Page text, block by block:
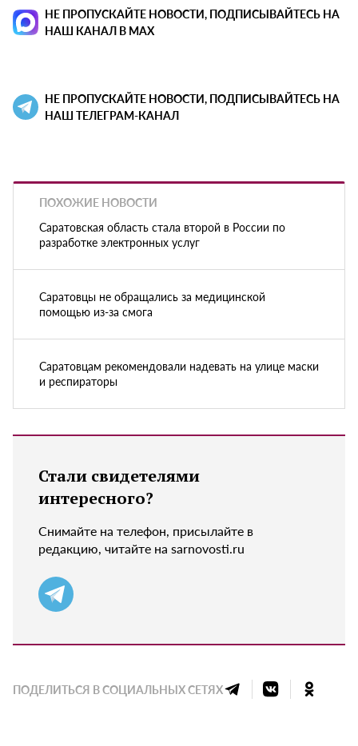
НЕ ПРОПУСКАЙТЕ НОВОСТИ, ПОДПИСЫВАЙТЕСЬ НА
НАШ КАНАЛ В MAX
НЕ ПРОПУСКАЙТЕ НОВОСТИ, ПОДПИСЫВАЙТЕСЬ НА
НАШ ТЕЛЕГРАМ-КАНАЛ
ПОХОЖИЕ НОВОСТИ
Саратовская область стала второй в России по
разработке электронных услуг
Саратовцы не обращались за медицинской
помощью из-за смога
Саратовцам рекомендовали надевать на улице маски
и респираторы
Стали свидетелями
интересного?
Снимайте на телефон, присылайте в
редакцию, читайте на sarnovosti.ru
ПОДЕЛИТЬСЯ В СОЦИАЛЬНЫХ СЕТЯХ